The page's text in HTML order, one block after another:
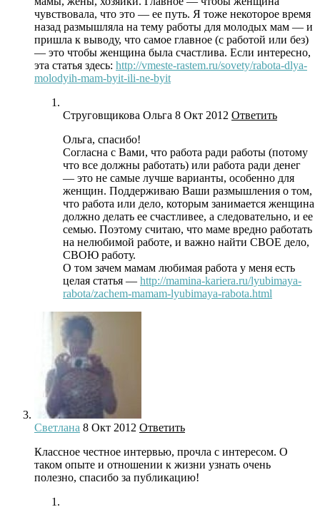
чувствовала, что это — ее путь. Я тоже некоторое время
назад размышляла на тему работы для молодых мам — и
пришла к выводу, что самое главное (с работой или без)
— это чтобы женщина была счастлива. Если интересно,
эта статья здесь: http://vmeste-rastem.ru/sovety/rabota-dlya-
molodyih-mam-byit-ili-ne-byit
Струговщикова Ольга 8 Окт 2012 Ответить
Ольга, спасибо!
Согласна с Вами, что работа ради работы (потому
что все должны работать) или работа ради денег
— это не самые лучше варианты, особенно для
женщин. Поддерживаю Ваши размышления о том,
что работа или дело, которым занимается женщина
должно делать ее счастливее, а следовательно, и ее
семью. Поэтому считаю, что маме вредно работать
на нелюбимой работе, и важно найти СВОЕ дело,
СВОЮ работу.
О том зачем мамам любимая работа у меня есть
целая статья — http://mamina-kariera.ru/lyubimaya-
rabota/zachem-mamam-lyubimaya-rabota.html
Светлана 8 Окт 2012 Ответить
Классное честное интервью, прочла с интересом. О
таком опыте и отношении к жизни узнать очень
полезно, спасибо за публикацию!